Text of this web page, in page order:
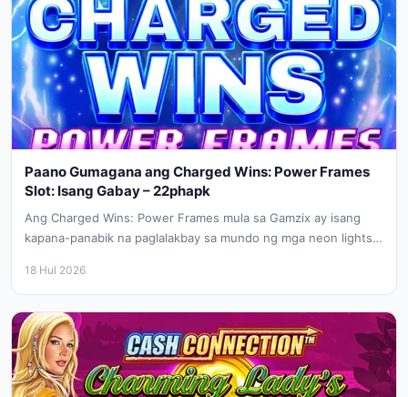
Paano Gumagana ang Charged Wins: Power Frames
Slot: Isang Gabay – 22phapk
Ang Charged Wins: Power Frames mula sa Gamzix ay isang
kapana-panabik na paglalakbay sa mundo ng mga neon lights
18 Hul 2026